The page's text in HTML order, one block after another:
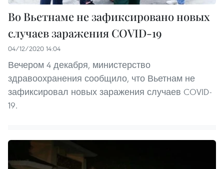
Во Вьетнаме не зафиксировано новых
случаев заражения COVID-19
04/12/2020 14:04
Вечером 4 декабря, министерство
здравоохранения сообщило, что Вьетнам не
зафиксировал новых заражения случаев COVID-
19.